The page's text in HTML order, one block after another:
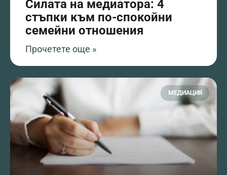
Силата на медиатора: 4
стъпки към по-спокойни
семейни отношения
Прочетете още »
МЕДИАЦИЯ